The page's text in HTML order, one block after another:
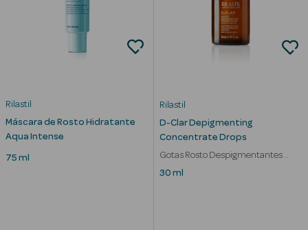
Ver Tudo
Cosmética
Rilastil
Máscara de Rosto Hidratante
Aqua Intense
75 ml
Rilastil
D-Clar Depigmenting
Concentrate Drops
Gotas Rosto Despigmentantes
Acção intensiva
30 ml